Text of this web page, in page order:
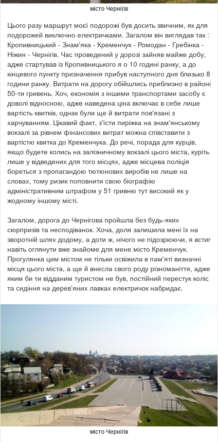
місто Чернігів
Цього разу маршрут моєї подорожі був досить звичним, як для
подорожей виключно електричками. Загалом він виглядав так :
Кропивницький - Знам'яка - Кременчук - Ромодан - Гребінка -
Ніжин - Чернігів. Час проведений у дорозі зайняв майже добу,
адже стартував із Кропивницького я о 10 годині ранку, а до
кінцевого пункту призначення прибув наступного дня близько 8
години ранку. Витрати на дорогу обійшлись приблизно в районі
50-ти гривень. Хоч, економія з іншими транспортами засобу є
доволі відносною, адже наведена ціна включає в себе лише
вартість квитків, однак були ще й витрати пов'язані з
харчуванням. Цікавий факт, з'їсти пиріжка на знам'янському
вокзалі за рівнем фінансових витрат можна співставити з
вартістю квитка до Кременчука. До речі, порада для курців,
якщо будете колись на залізничному вокзалі цього міста, куріть
лише у відведених для того місцях, адже місцева поліція
бореться з пропагандою тютюнових виробів не лише на
словах, тому ризик поповнити свою біографію
адміністративним штрафом у 51 гривню тут високий як у
жодному іншому місті.
Загалом, дорога до Чернігова пройшла без будь-яких
сюрпризів та несподіванок. Хоча, доля залишила мені їх на
зворотній шлях додому, а доти ж, нічого не підозрюючи, я встиг
навіть оглянути вже знайоме для мене місто Кременчук.
Прогулянка цим містом не тільки освіжила в пам'яті визначні
місця цього міста, а ще й внесла свого роду різноманіття, адже
яким би ти відданим туристом не був, постійний перестук коліс
та сидіння на дерев'яних лавках електричок набридає.
місто Чернігів